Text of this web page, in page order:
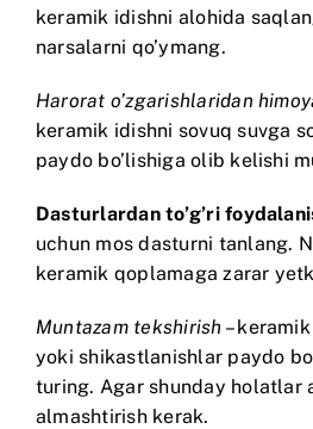
keramik idishni alohida
narsalarni qo’ymang.
Harorat o’zgarishlaridan
keramik idishni sovuq suvga
paydo bo’lishiga olib kelishi
Dasturlardan to’g’ri
uchun mos dasturni tanlang.
keramik qoplamaga zarar
Muntazam tekshirish –
yoki shikastlanishlar paydo
turing. Agar shunday holatlar
almashtirish kerak.